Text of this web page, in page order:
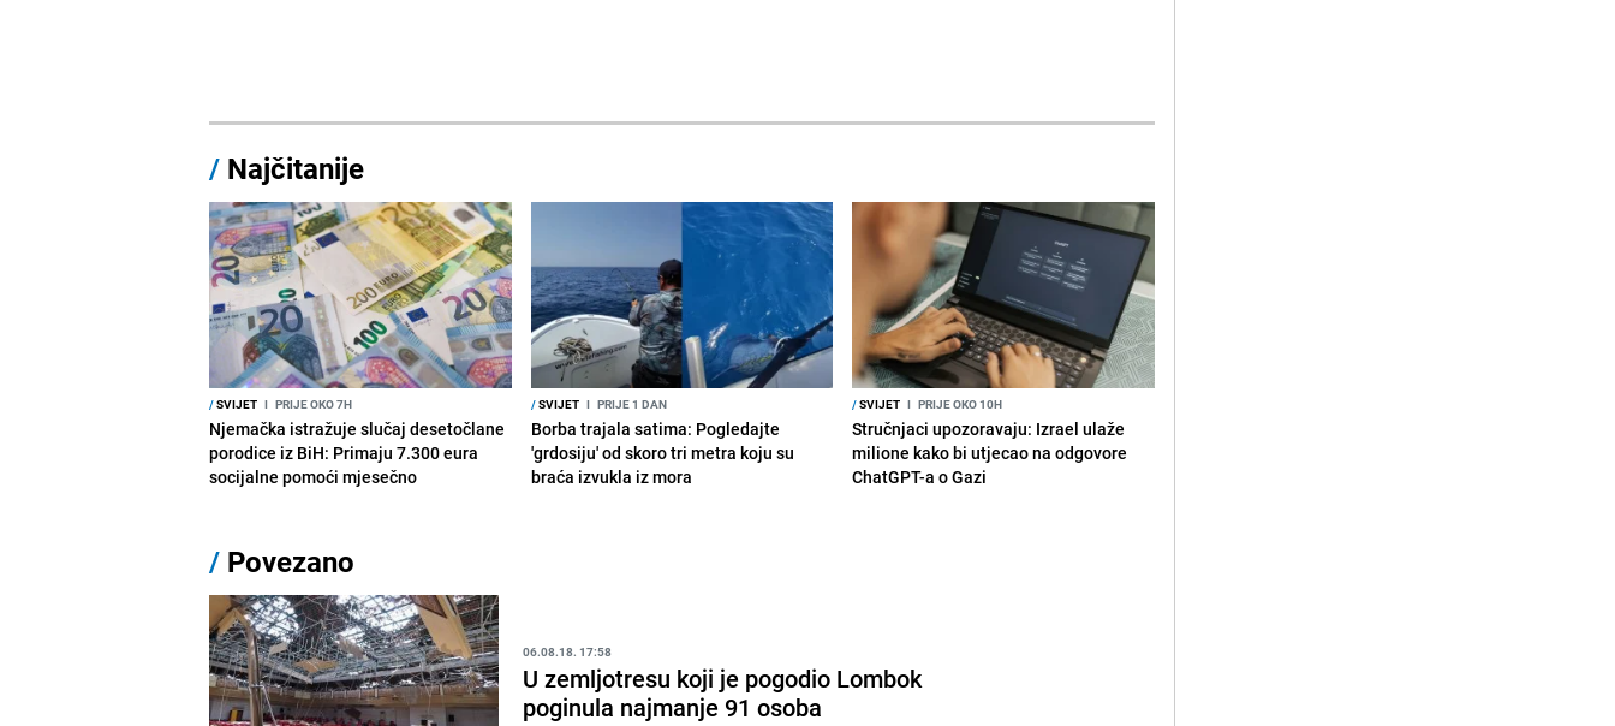
/ Najčitanije
/SVIJET I PRIJE OKO 7H
Njemačka istražuje slučaj desetočlane
porodice iz BiH: Primaju 7.300 eura
socijalne pomoći mjesečno
/SVIJET I PRIJE 1 DAN
Borba trajala satima: Pogledajte
'grdosiju' od skoro tri metra koju su
braća izvukla iz mora
/SVIJET I PRIJE OKO 10H
Stručnjaci upozoravaju: Izrael ulaže
milione kako bi utjecao na odgovore
ChatGPT-a o Gazi
/ Povezano
06.08.18. 17:58
U zemljotresu koji je pogodio Lombok
poginula najmanje 91 osoba